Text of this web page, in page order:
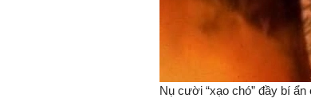
Nụ cười “xạo chó” đầy bí